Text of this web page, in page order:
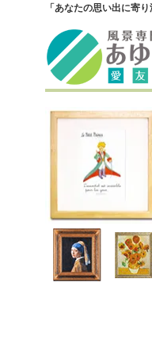
「あなたの思い出に寄